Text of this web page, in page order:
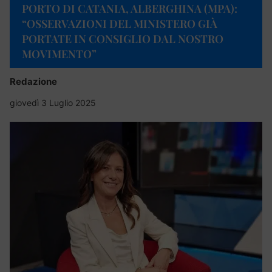
PORTO DI CATANIA, ALBERGHINA (MPA):
“OSSERVAZIONI DEL MINISTERO GIÀ
PORTATE IN CONSIGLIO DAL NOSTRO
MOVIMENTO”
Redazione
giovedì 3 Luglio 2025